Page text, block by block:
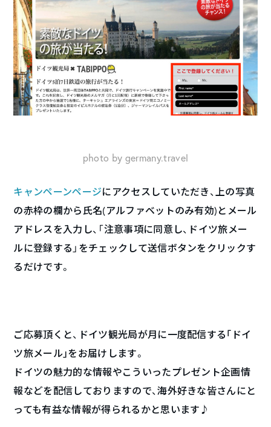
photo by germany.travel
キャンペーンページにアクセスしていただき、上の写真
の赤枠の欄から氏名(アルファベットのみ有効)とメール
アドレスを入力し、「注意事項に同意し、ドイツ旅メー
ルに登録する」をチェックして送信ボタンをクリックす
るだけです。
ご応募頂くと、ドイツ観光局が月に一度配信する｢ドイ
ツ旅メール｣をお届けします。
ドイツの魅力的な情報やこういったプレゼント企画情
報などを配信しておりますので、海外好きな皆さんにと
っても有益な情報が得られるかと思います♪